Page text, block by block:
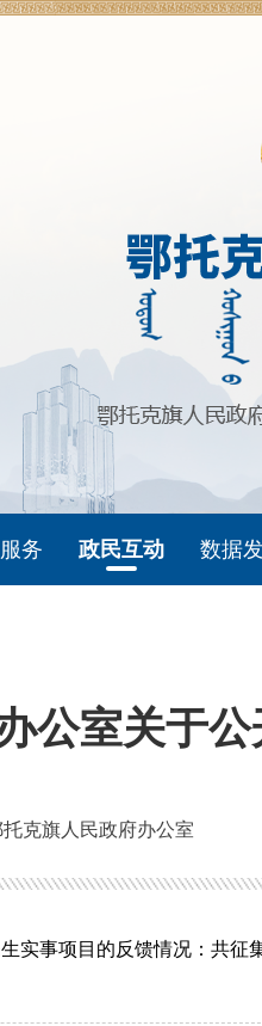
务 政民互动 数据
公室关于
克旗人民政府办公室
实事项目的反馈情况：共征